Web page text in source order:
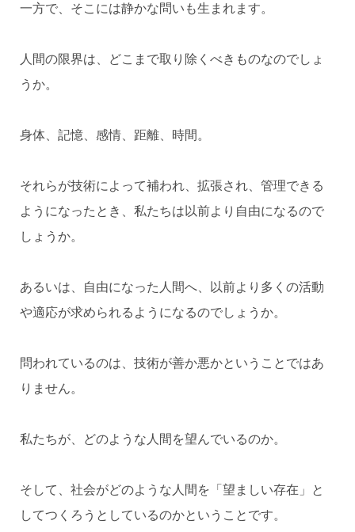
一方で、そこには静かな問いも生まれます。
人間の限界は、どこまで取り除くべきものなのでしょ
うか。
身体、記憶、感情、距離、時間。
それらが技術によって補われ、拡張され、管理できる
ようになったとき、私たちは以前より自由になるので
しょうか。
あるいは、自由になった人間へ、以前より多くの活動
や適応が求められるようになるのでしょうか。
問われているのは、技術が善か悪かということではあ
りません。
私たちが、どのような人間を望んでいるのか。
そして、社会がどのような人間を「望ましい存在」と
してつくろうとしているのかということです。